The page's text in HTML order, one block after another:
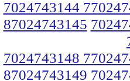
7024743144
87024743145
7024743148
87024743149